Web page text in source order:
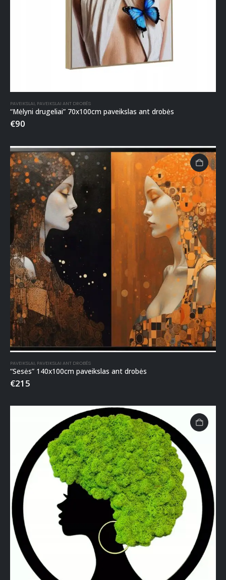
PAVEIKSLAI, PAVEIKSLAI ANT DROBĖS
“Mėlyni drugeliai” 70x100cm paveikslas ant drobės
€90
PAVEIKSLAI, PAVEIKSLAI ANT DROBĖS
“Sesės” 140x100cm paveikslas ant drobės
€215